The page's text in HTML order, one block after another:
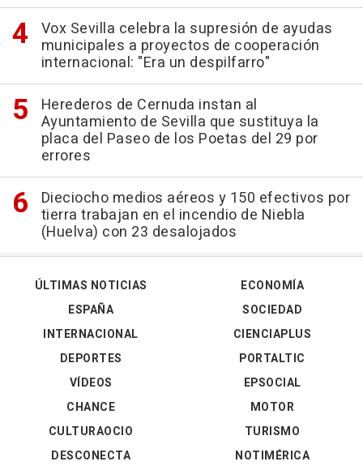
Vox Sevilla celebra la supresión de ayudas
municipales a proyectos de cooperación
internacional: "Era un despilfarro"
Herederos de Cernuda instan al
Ayuntamiento de Sevilla que sustituya la
placa del Paseo de los Poetas del 29 por
errores
Dieciocho medios aéreos y 150 efectivos por
tierra trabajan en el incendio de Niebla
(Huelva) con 23 desalojados
ÚLTIMAS NOTICIAS
ESPAÑA
INTERNACIONAL
DEPORTES
VÍDEOS
ECONOMÍA
SOCIEDAD
CIENCIAPLUS
PORTALTIC
EPSOCIAL
CHANCE
CULTURAOCIO
DESCONECTA
MOTOR
TURISMO
NOTIMÉRICA